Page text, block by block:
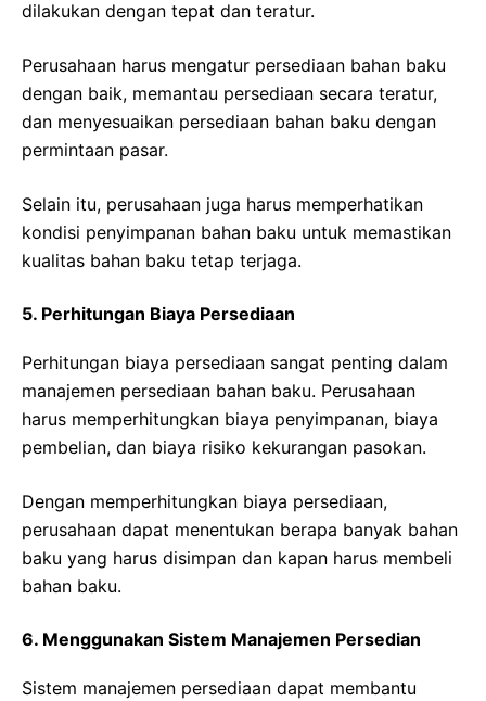
dilakukan dengan tepat dan teratur.
Perusahaan harus mengatur persediaan bahan baku
dengan baik, memantau persediaan secara teratur,
dan menyesuaikan persediaan bahan baku dengan
permintaan pasar.
Selain itu, perusahaan juga harus memperhatikan
kondisi penyimpanan bahan baku untuk memastikan
kualitas bahan baku tetap terjaga.
5. Perhitungan Biaya Persediaan
Perhitungan biaya persediaan sangat penting dalam
manajemen persediaan bahan baku. Perusahaan
harus memperhitungkan biaya penyimpanan, biaya
pembelian, dan biaya risiko kekurangan pasokan.
Dengan memperhitungkan biaya persediaan,
perusahaan dapat menentukan berapa banyak bahan
baku yang harus disimpan dan kapan harus membeli
bahan baku.
6. Menggunakan Sistem Manajemen Persedian
Sistem manajemen persediaan dapat membantu